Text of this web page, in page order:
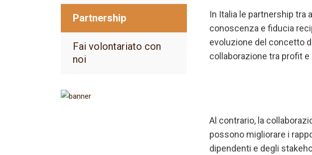
In Italia le partnership tra
conoscenza e fiducia
evoluzione del concetto
collaborazione tra profit
Al contrario, la
possono migliorare i
dipendenti e degli
Partnership
Fai volontariato con
noi